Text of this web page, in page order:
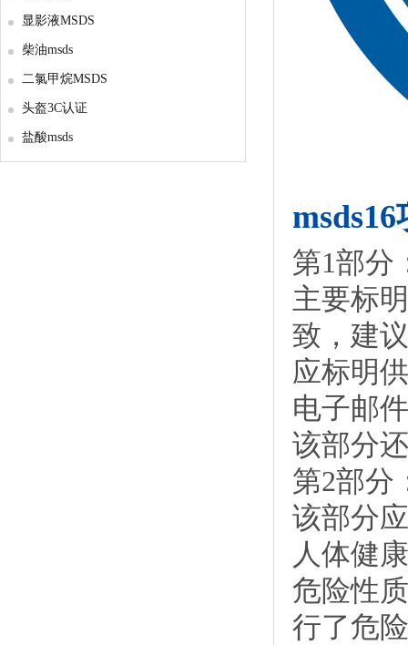
显影液MSDS
柴油msds
二氯甲烷MSDS
头盔3C认证
盐酸msds
第1部分
主要标
致，建
应标明
电子邮
该部分
第2部分
该部分
人体健
危险性
行了危